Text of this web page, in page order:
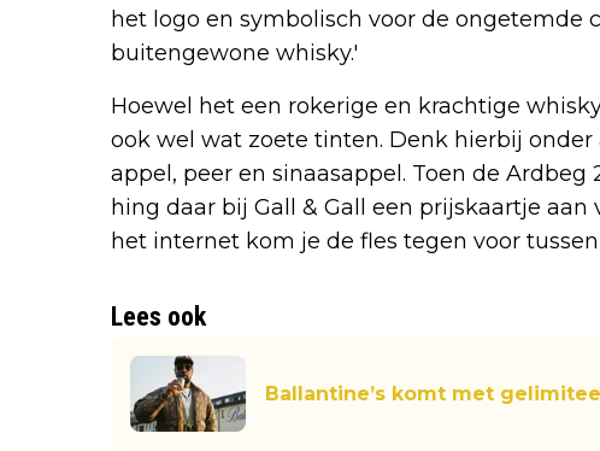
het logo en symbolisch voor de ongetemde
buitengewone whisky.'
Hoewel het een rokerige en krachtige
ook wel wat zoete tinten. Denk hierbij
appel, peer en sinaasappel. Toen de Ardbeg
hing daar bij Gall & Gall een prijskaartje aan
het internet kom je de fles tegen voor tussen
Lees ook
Ballantine’s komt met